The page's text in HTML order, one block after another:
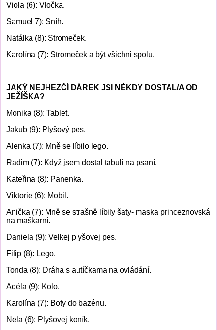
Viola (6): Vločka.
Samuel 7): Sníh.
Natálka (8): Stromeček.
Karolína (7): Stromeček a být všichni spolu.
JAKÝ NEJHEZČÍ DÁREK JSI NĚKDY DOSTAL/A OD
JEŽÍŠKA?
Monika (8): Tablet.
Jakub (9): Plyšový pes.
Alenka (7): Mně se líbilo lego.
Radim (7): Když jsem dostal tabuli na psaní.
Kateřina (8): Panenka.
Viktorie (6): Mobil.
Anička (7): Mně se strašně líbily šaty- maska princeznovská
na maškarní.
Daniela (9): Velkej plyšovej pes.
Filip (8): Lego.
Tonda (8): Dráha s autíčkama na ovládání.
Adéla (9): Kolo.
Karolína (7): Boty do bazénu.
Nela (6): Plyšovej koník.